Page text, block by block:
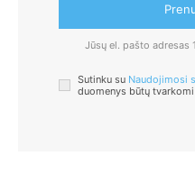
Jūsų el. pašto adresas
Sutinku su Naudojimosi
duomenys būtų